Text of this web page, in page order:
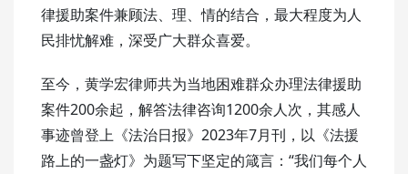
律援助案件兼顾法、理、情的结合，最大程度为人
民排忧解难，深受广大群众喜爱。
至今，黄学宏律师共为当地困难群众办理法律援助
案件200余起，解答法律咨询1200余人次，其感人
事迹曾登上《法治日报》2023年7月刊，以《法援
路上的一盏灯》为题写下坚定的箴言：“我们每个人